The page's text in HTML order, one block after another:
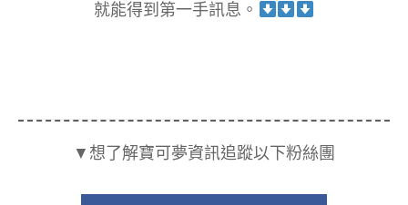
就能得到第一手訊息。
▼想了解寶可夢資訊追蹤以下粉絲團